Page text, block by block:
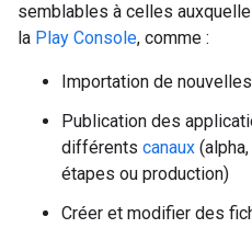
semblables à celles
la Play Console, comme :
Importation de
Publication des
différents canaux
étapes ou production)
Créer et modifier des